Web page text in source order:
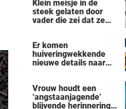
Klein meisje in de
steek gelaten door
vader die zei dat ze
actrice
Er komen
huiveringwekkende
nieuwe details naar
zelfmoord door een
man uit Michigan op
een gezin van zeven
Vrouw houdt een
‘angstaanjagende’
blijvende herinnering